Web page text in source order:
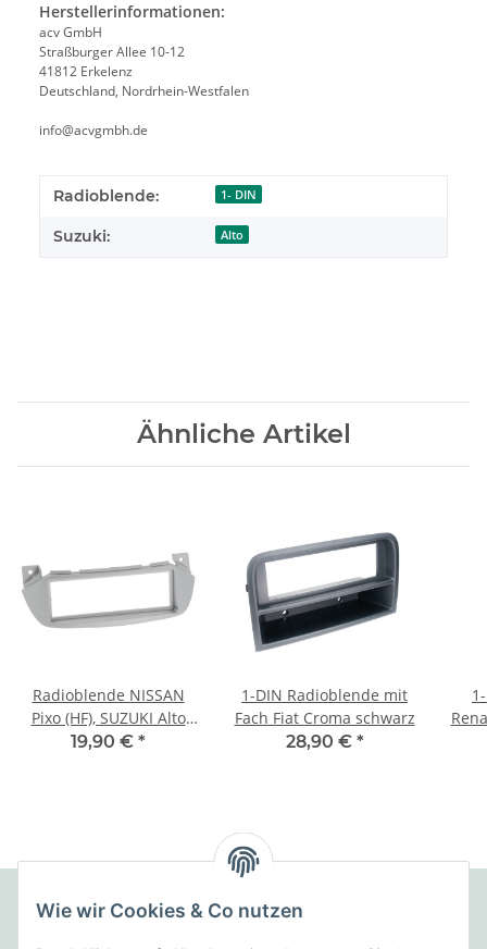
Herstellerinformationen:
acv GmbH
Straßburger Allee 10-12
41812 Erkelenz
Deutschland, Nordrhein-Westfalen
info@acvgmbh.de
Radioblende: 1- DIN
Suzuki: Alto
Ähnliche Artikel
Radioblende NISSAN
Pixo (HF), SUZUKI Alto
(GF) ab 2009 2015 1DIN
19,90 € *
1-DIN Radioblende mit
Fach Fiat Croma schwarz
28,90 € *
Wie wir Cookies & Co nutzen